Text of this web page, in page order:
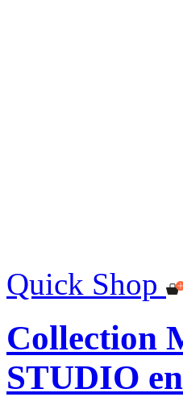
Quick Shop
Collection
STUDIO